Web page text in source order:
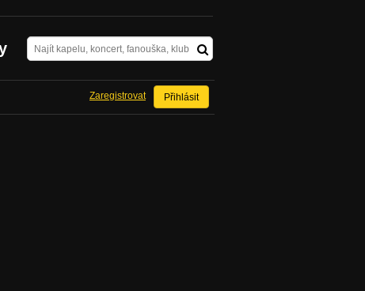
Přihlásit
Zaregistrovat